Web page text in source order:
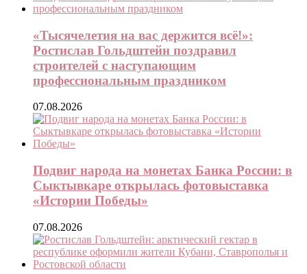
«Тысячелетия на вас держится всё!»:
Ростислав Гольдштейн поздравил
строителей с наступающим
профессиональным праздником
07.08.2026
Подвиг народа на монетах Банка России: в
Сыктывкаре открылась фотовыставка
«Истории Победы»
07.08.2026